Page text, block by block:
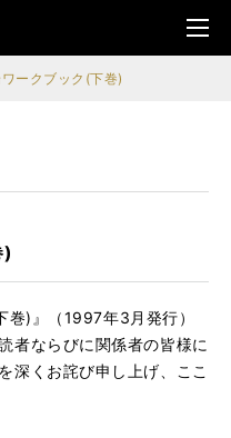
メニ
ュ
ークブック(下巻)
)
)』（1997年3月発行）
者ならびに関係者の皆様に
深くお詫び申し上げ、ここ